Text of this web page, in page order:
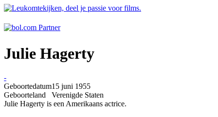
Julie Hagerty
-
Geboortedatum15 juni 1955
Geboorteland
Verenigde Staten
Julie Hagerty is een Amerikaans actrice.